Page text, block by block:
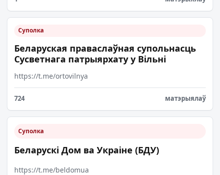
Суполка
Беларуская праваслаўная супольнасць
Сусветнага патрыярхату у Вільні
https://t.me/ortovilnya
724 матэрыялаў
Суполка
Беларускі Дом ва Украіне (БДУ)
https://t.me/beldomua